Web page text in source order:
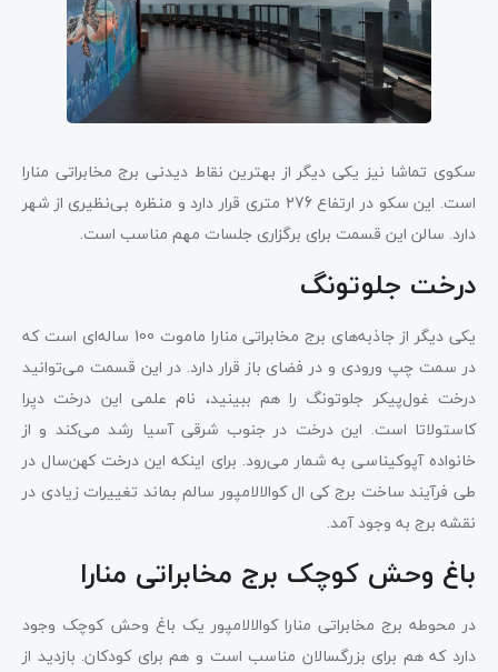
سکوی تماشا نیز یکی دیگر از بهترین نقاط دیدنی برج مخابراتی منارا
است. این سکو در ارتفاع 276 متری قرار دارد و منظره بی‌نظیری از شهر
دارد. سالن این قسمت برای برگزاری جلسات مهم مناسب است.
درخت جلوتونگ
یکی دیگر از جاذبه‌های برج مخابراتی منارا ماموت 100 ساله‌ای است که
در سمت چپ ورودی و در فضای باز قرار دارد. در این قسمت می‌توانید
درخت غول‌پیکر جلوتونگ را هم ببینید، نام علمی این درخت دیِرا
کاستولاتا است. این درخت در جنوب شرقی آسیا رشد می‌کند و از
خانواده آپوکیناسی به شمار می‌رود. برای اینکه این درخت کهن‌سال در
طی فرآیند ساخت برج کی ال کوالالامپور سالم بماند تغییرات زیادی در
نقشه برج به وجود آمد.
باغ وحش کوچک برج مخابراتی منارا
در محوطه برج مخابراتی منارا کوالالامپور یک باغ وحش کوچک وجود
دارد که هم برای بزرگسالان مناسب است و هم برای کودکان. بازدید از